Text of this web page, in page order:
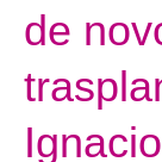
de
enfermedad
cardiovascular,
tumores
novo